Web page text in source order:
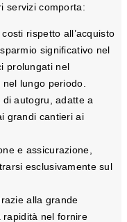
servizi comporta:
rispetto all’acquisto
significativo nel
prolungati nel
lungo periodo.
autogru, adatte a
grandi cantieri ai
e assicurazione,
esclusivamente sul
alla grande
rapidità nel fornire